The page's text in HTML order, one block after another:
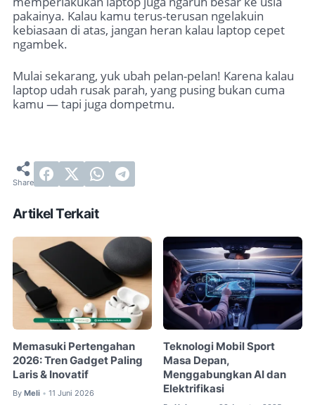
pakainya. Kalau kamu terus-terusan ngelakuin
kebiasaan di atas, jangan heran kalau laptop cepet
ngambek.
Mulai sekarang, yuk ubah pelan-pelan! Karena kalau
laptop udah rusak parah, yang pusing bukan cuma
kamu — tapi juga dompetmu.
Artikel Terkait
Memasuki Pertengahan
2026: Tren Gadget Paling
Laris & Inovatif
By Meli • 11 Juni 2026
Teknologi Mobil Sport
Masa Depan,
Menggabungkan AI dan
Elektrifikasi